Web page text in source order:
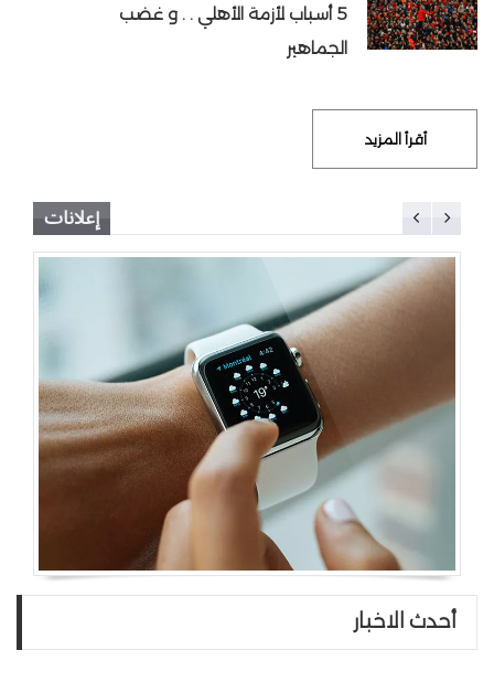
5 أسباب لأزمة الأهلي . . و غضب
الجماهير
أقرأ المزيد
إعلانات
أحدث الاخبار